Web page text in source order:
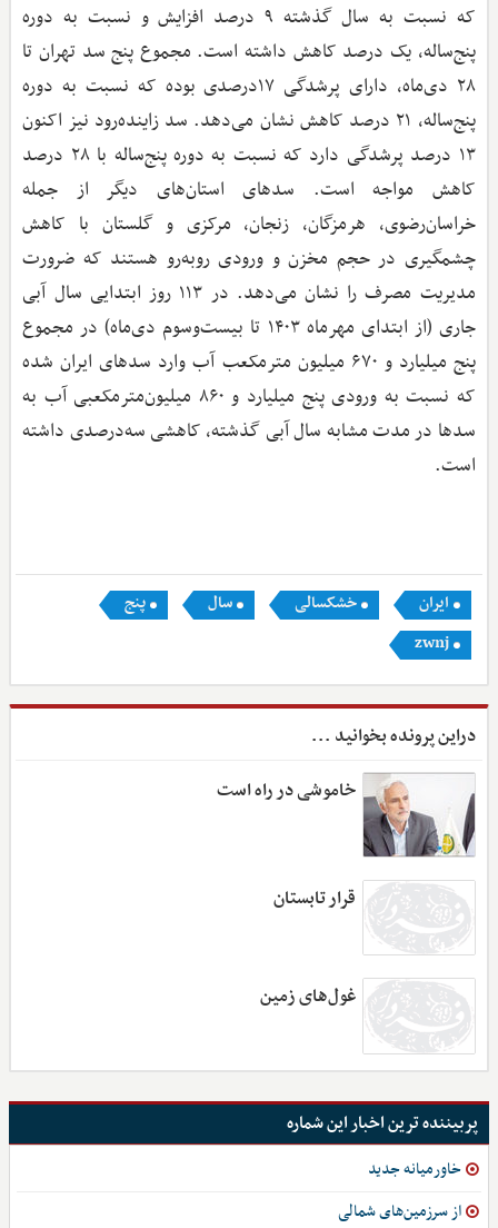
که نسبت به سال گذشته ۹ درصد افزایش و نسبت به دوره
پنج‌ساله، یک درصد کاهش داشته است. مجموع پنج سد تهران تا
۲۸ دی‌ماه، دارای پرشدگی ۱۷درصدی بوده که نسبت به دوره
پنج‌ساله، ۲۱ درصد کاهش نشان می‌دهد. سد زاینده‌رود نیز اکنون
۱۳ درصد پرشدگی دارد که نسبت به دوره پنج‌ساله با ۲۸ درصد
کاهش مواجه است. سدهای استان‌های دیگر از جمله
خراسان‌رضوی، هرمزگان، زنجان، مرکزی و گلستان با کاهش
چشمگیری در حجم مخزن و ورودی روبه‌رو هستند که ضرورت
مدیریت مصرف را نشان می‌دهد. در ۱۱۳ روز ابتدایی سال آبی
جاری (از ابتدای مهرماه ۱۴۰۳ تا بیست‌وسوم دی‌ماه) در مجموع
پنج میلیارد و ۶۷۰ میلیون مترمکعب آب وارد سدهای ایران شده
که نسبت به ورودی پنج میلیارد و ۸۶۰ میلیون‌مترمکعبی آب به
سدها در مدت مشابه سال آبی گذشته، کاهشی سه‌درصدی داشته
است.
ایران خشکسالی سال
پنج
zwnj
دراین پرونده بخوانید ...
خاموشی در راه است
قرار تابستان
غول‌های زمین
پربیننده ترین اخبار این شماره
خاورمیانه جدید
از سرزمین‌های شمالی